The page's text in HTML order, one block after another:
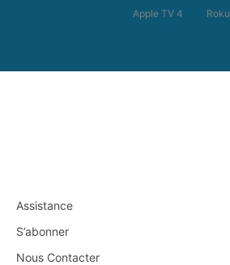
Apple TV 4
Roku
Assistance
S’abonner
Nous Contacter